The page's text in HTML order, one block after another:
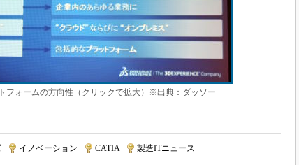
フォームの方向性（クリックで拡大）※出典：ダッソー
イノベーション CATIA| 製造ITニュース